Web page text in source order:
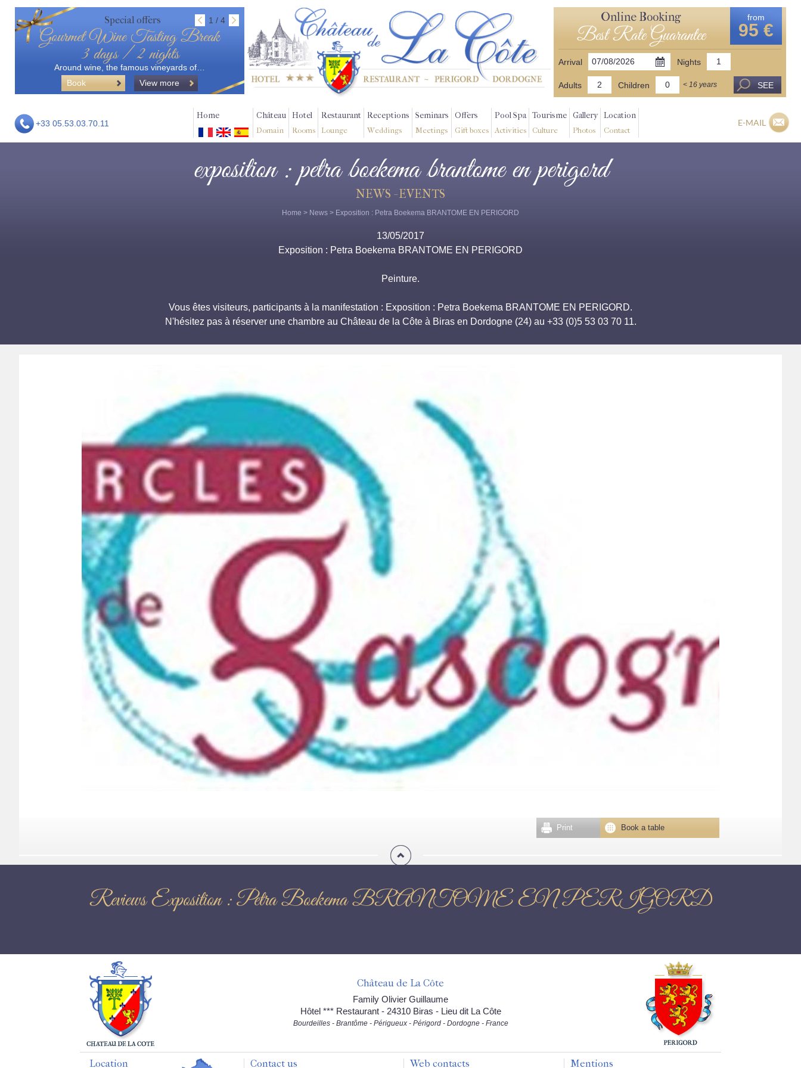
Special offers 1 / 4
Gourmet Wine Tasting Break
3 days / 2 nights
Around wine, the famous vineyards of…
Book
View more
Online Booking
Best Rate Guarantee
from
95 €
Arrival Nights
Adults Children < 16 years SEE
+33 05.53.03.70.11
Home Château
Domain
Hotel
Rooms
Restaurant
Lounge
Receptions
Weddings
Seminars
Meetings
Offers
Gift boxes
Pool Spa
Activities
Tourisme
Culture
Gallery
Photos
Location
Contact
E-MAIL
exposition : petra boekema brantome en perigord
NEWS - EVENTS
Home > News > Exposition : Petra Boekema BRANTOME EN PERIGORD
13/05/2017
Exposition : Petra Boekema BRANTOME EN PERIGORD
Peinture.
Vous êtes visiteurs, participants à la manifestation : Exposition : Petra Boekema BRANTOME EN PERIGORD.
N'hésitez pas à réserver une chambre au Château de la Côte à Biras en Dordogne (24) au +33 (0)5 53 03 70 11.
Book a table
Print
Reviews Exposition : Petra Boekema BRANTOME EN PERIGORD
Château de La Côte
Family Olivier Guillaume
Hôtel *** Restaurant - 24310 Biras - Lieu dit La Côte
Bourdeilles - Brantôme - Périgueux - Périgord - Dordogne - France
Location Contact us Web contacts Mentions